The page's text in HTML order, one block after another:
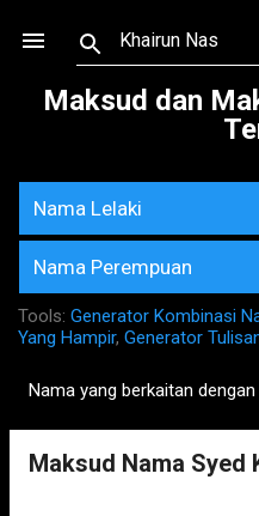
Skip to
Maksud dan
Nama Lelaki
Nama Perempuan
Tools: Generator Kombinasi
Yang Hampir, Generator
o
Nama yang berkaitan dengan
Maksud Nama Syed